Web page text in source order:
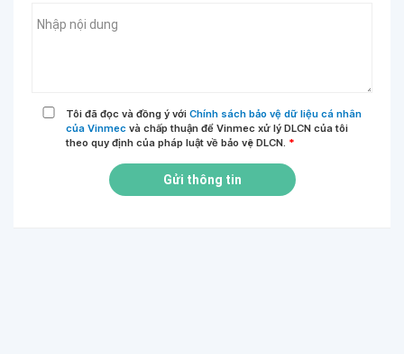
Tôi đã đọc và đồng ý với Chính sách bảo vệ dữ liệu cá nhân
của Vinmec và chấp thuận để Vinmec xử lý DLCN của tôi
theo quy định của pháp luật về bảo vệ DLCN. *
Gửi thông tin